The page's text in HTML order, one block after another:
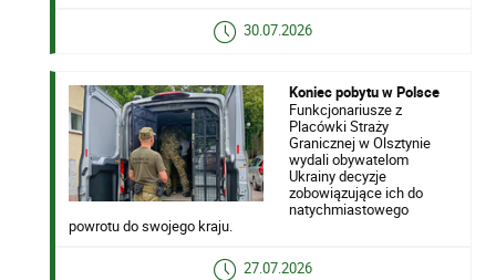
30.07.2026
Koniec pobytu w Polsce
Funkcjonariusze z
Placówki Straży
Granicznej w Olsztynie
wydali obywatelom
Ukrainy decyzje
zobowiązujące ich do
natychmiastowego
powrotu do swojego kraju.
27.07.2026